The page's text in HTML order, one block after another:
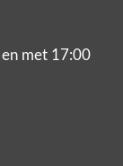
met 17:00